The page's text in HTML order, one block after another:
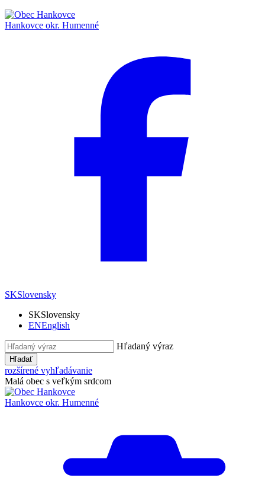
Hankovce okr. Humenné
SKSlovensky
SKSlovensky
ENEnglish
Hľadaný výraz
Hľadať
rozšírené vyhľadávanie
Malá obec s veľkým srdcom
Hankovce okr. Humenné